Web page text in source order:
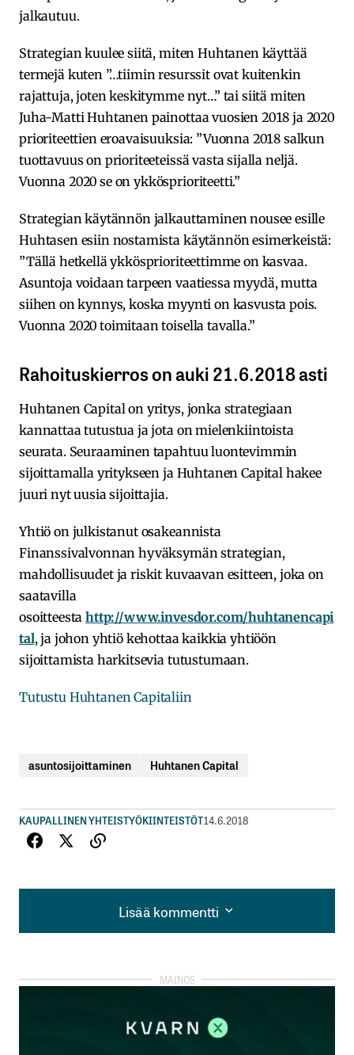
jalkautuu.
Strategian kuulee siitä, miten Huhtanen käyttää
termejä kuten ”…tiimin resurssit ovat kuitenkin
rajattuja, joten keskitymme nyt…” tai siitä miten
Juha-Matti Huhtanen painottaa vuosien 2018 ja 2020
prioriteettien eroavaisuuksia: ”Vuonna 2018 salkun
tuottavuus on prioriteeteissä vasta sijalla neljä.
Vuonna 2020 se on ykkösprioriteetti.”
Strategian käytännön jalkauttaminen nousee esille
Huhtasen esiin nostamista käytännön esimerkeistä:
”Tällä hetkellä ykkösprioriteettimme on kasvaa.
Asuntoja voidaan tarpeen vaatiessa myydä, mutta
siihen on kynnys, koska myynti on kasvusta pois.
Vuonna 2020 toimitaan toisella tavalla.”
Rahoituskierros on auki 21.6.2018 asti
Huhtanen Capital on yritys, jonka strategiaan
kannattaa tutustua ja jota on mielenkiintoista
seurata. Seuraaminen tapahtuu luontevimmin
sijoittamalla yritykseen ja Huhtanen Capital hakee
juuri nyt uusia sijoittajia.
Yhtiö on julkistanut osakeannista
Finanssivalvonnan hyväksymän strategian,
mahdollisuudet ja riskit kuvaavan esitteen, joka on
saatavilla
osoitteestahttp://www.invesdor.com/huhtanencapi
tal, ja johon yhtiö kehottaa kaikkia yhtiöön
sijoittamista harkitsevia tutustumaan.
Tutustu Huhtanen Capitaliin
asuntosijoittaminen Huhtanen Capital
KAUPALLINEN YHTEISTYÖKIINTEISTÖT14.6.2018
Lisää kommentti
Lisää kommentti
kirjautua
rekisteröityä